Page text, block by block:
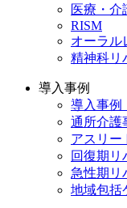
医療・介
RISM
オーラル
精神科リ
導入事例
導入事例
通所介護
アスリー
回復期リ
急性期リ
地域包括